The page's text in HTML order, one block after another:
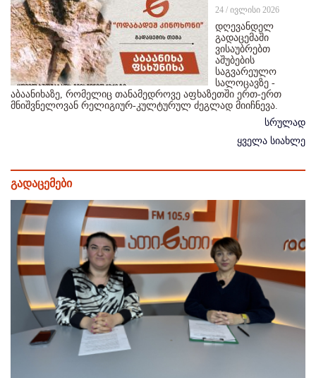
24 / ივლისი 2026
დღევანდელ
გადაცემაში
ვისაუბრებთ
აშუბების
საგვარეულო
სალოცავზე -
აბაანიხაზე, რომელიც თანამედროვე აფხაზეთში ერთ-ერთ
მნიშვნელოვან რელიგიურ-კულტურულ ძეგლად მიიჩნევა.
სრულად
ყველა სიახლე
გადაცემები